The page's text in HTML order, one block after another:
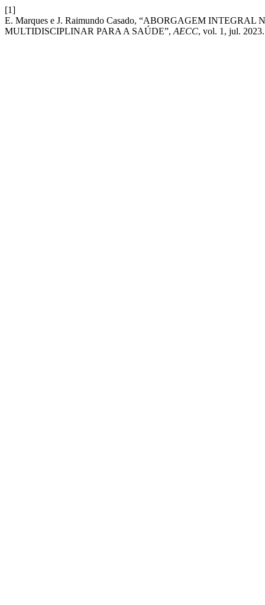
[1]
E. Marques e J. Raimundo Casado, “ABORGAGEM
MULTIDISCIPLINAR PARA A SAÚDE”, AECC, vol. 1, jul. 2023.